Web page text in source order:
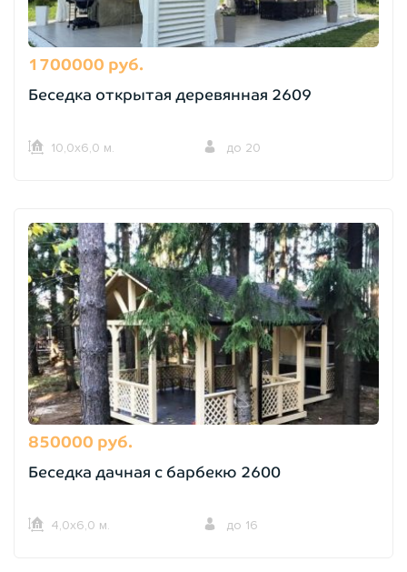
1700000 руб.
Беседка открытая деревянная 2609
10,0х6,0 м. до 20
850000 руб.
Беседка дачная с барбекю 2600
4,0х6,0 м. до 16